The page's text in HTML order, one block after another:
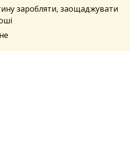
заробляти, заощаджувати